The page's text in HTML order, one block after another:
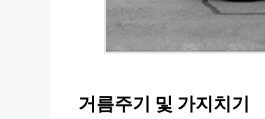
거름주기 및 가지치기